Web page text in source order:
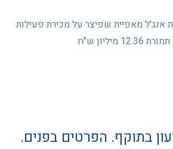
אנג'ל מאפיית שפיצר על מכירת פעילות
ש"ח
בתוקף. הפרטים בפנים.